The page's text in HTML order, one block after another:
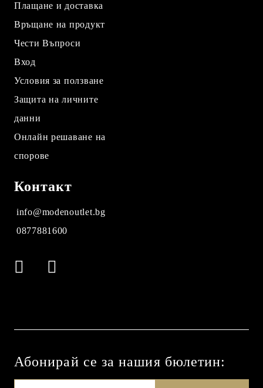
Плащане и доставка
Връщане на продукт
Чести Въпроси
Вход
Условия за ползване
Защита на личните
данни
Онлайн решаване на
спорове
Контакт
info@modenoutlet.bg
0877881600
Абонирай се за нашия бюлетин: